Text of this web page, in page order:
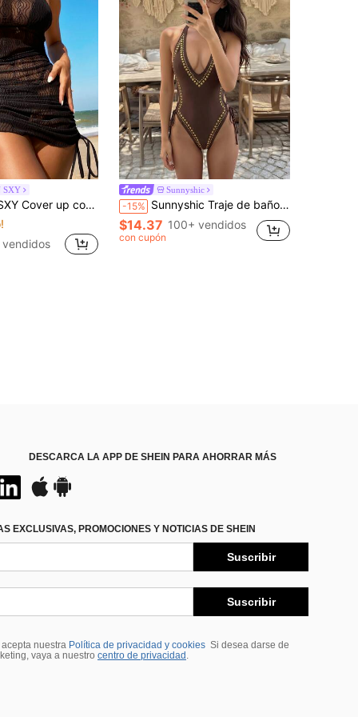
SXY
con abertura con cordón lateral halter
vendidos
Sunnyshic
-15% Sunnyshic Traje de baño de una pieza sexy con espalda descubierta y cuello halter con diseño de remaches para mujer, marrón, verano, vacaciones
$14.37 100+ vendidos
con cupón
DESCARCA LA APP DE SHEIN PARA AHORRAR MÁS
EXCLUSIVAS, PROMOCIONES Y NOTICIAS DE SHEIN
Suscribir
Suscribir
nuestra Política de privacidad y cookies Si desea darse de
vaya a nuestro centro de privacidad .